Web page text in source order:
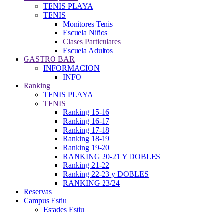
TENIS PLAYA
TENIS
Monitores Tenis
Escuela Niños
Clases Particulares
Escuela Adultos
GASTRO BAR
INFORMACION
INFO
Ranking
TENIS PLAYA
TENIS
Ranking 15-16
Ranking 16-17
Ranking 17-18
Ranking 18-19
Ranking 19-20
RANKING 20-21 Y DOBLES
Ranking 21-22
Ranking 22-23 y DOBLES
RANKING 23/24
Reservas
Campus Estiu
Estades Estiu